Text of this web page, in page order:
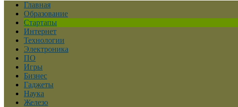
Главная
Образование
Стартапы
Интернет
Технологии
Электроника
ПО
Игры
Бизнес
Гаджеты
Наука
Железо